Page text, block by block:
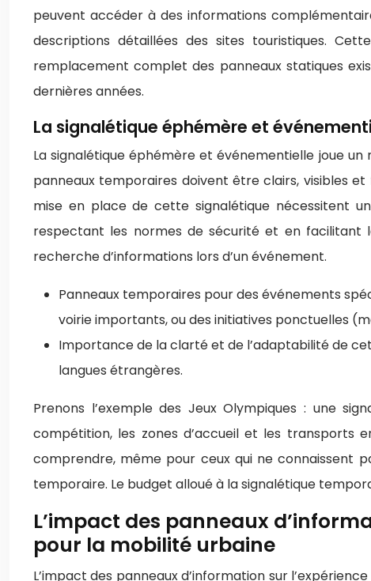
peuvent accéder à des informations
descriptions détaillées des sites touristiques.
remplacement complet des panneaux statiques
dernières années.
La signalétique éphémère et
La signalétique éphémère et événementielle joue
panneaux temporaires doivent être clairs, visibles
mise en place de cette signalétique nécessitent
respectant les normes de sécurité et en facilitant
recherche d’informations lors d’un événement.
Panneaux temporaires pour des événements
voirie importants, ou des initiatives ponctuelles
Importance de la clarté et de l’adaptabilité de
langues étrangères.
Prenons l’exemple des Jeux Olympiques : une
compétition, les zones d’accueil et les transports
comprendre, même pour ceux qui ne connaissent
temporaire. Le budget alloué à la signalétique
L’impact des panneaux
pour la mobilité urbaine
L’impact des panneaux d’information sur